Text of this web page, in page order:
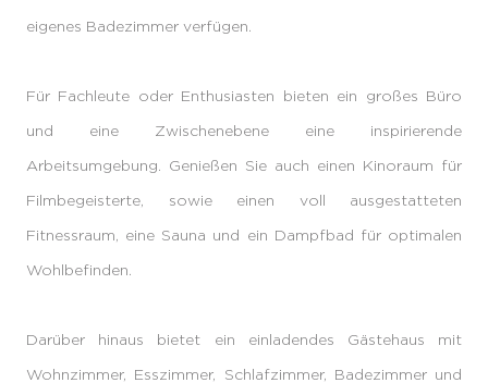
eigenes Badezimmer verfügen.
Für Fachleute oder Enthusiasten bieten ein großes Büro
und eine Zwischenebene eine inspirierende
Arbeitsumgebung. Genießen Sie auch einen Kinoraum für
Filmbegeisterte, sowie einen voll ausgestatteten
Fitnessraum, eine Sauna und ein Dampfbad für optimalen
Wohlbefinden.
Darüber hinaus bietet ein einladendes Gästehaus mit
Wohnzimmer, Esszimmer, Schlafzimmer, Badezimmer und